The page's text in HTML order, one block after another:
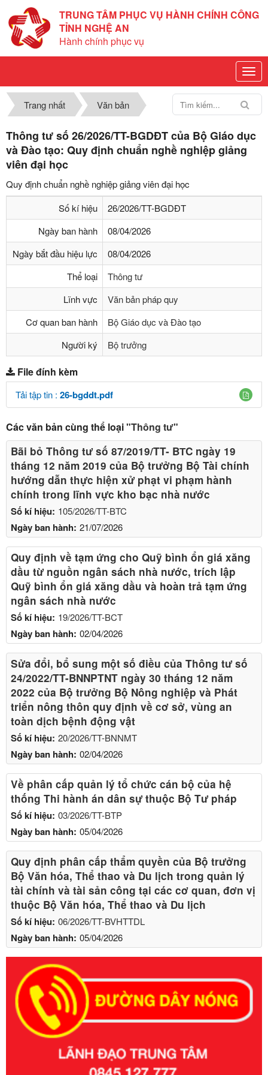
TRUNG TÂM PHỤC VỤ HÀNH CHÍNH CÔNG
TỈNH NGHỆ AN
Hành chính phục vụ
Trang nhất Văn bản
Thông tư số 26/2026/TT-BGDĐT của Bộ Giáo dục
và Đào tạo: Quy định chuẩn nghề nghiệp giảng
viên đại học
Quy định chuẩn nghề nghiệp giảng viên đại học
Số kí hiệu
26/2026/TT-BGDĐT
Ngày ban hành
08/04/2026
Ngày bắt đầu hiệu lực
08/04/2026
Thể loại
Thông tư
Lĩnh vực
Văn bản pháp quy
Cơ quan ban hành
Bộ Giáo dục và Đào tạo
Người ký
Bộ trưởng
File đính kèm
Tải tập tin : 26-bgddt.pdf
Các văn bản cùng thể loại"Thông tư"
Số kí hiệu: 105/2026/TT-BTC
Ngày ban hành: 21/07/2026
Bãi bỏ Thông tư số 87/2019/TT- BТC ngày 19
tháng 12 năm 2019 của Bộ trưởng Bộ Tài chính
hướng dẫn thực hiện xử phạt vi phạm hành
chính trong lĩnh vực kho bạc nhà nước
Số kí hiệu: 19/2026/TT-BCT
Ngày ban hành: 02/04/2026
Quy định về tạm ứng cho Quỹ bình ổn giá xăng
dầu từ nguồn ngân sách nhà nước, trích lập
Quỹ bình ổn giá xăng dầu và hoàn trả tạm ứng
ngân sách nhà nước
Số kí hiệu: 20/2026/TT-BNNMT
Ngày ban hành: 02/04/2026
Sửa đổi, bổ sung một số điều của Thông tư số
24/2022/TT-BNNPTNT ngày 30 tháng 12 năm
2022 của Bộ trưởng Bộ Nông nghiệp và Phát
triển nông thôn quy định về cơ sở, vùng an
toàn dịch bệnh động vật
Số kí hiệu: 03/2026/TT-BTP
Ngày ban hành: 05/04/2026
Về phân cấp quản lý tổ chức cán bộ của hệ
thống Thi hành án dân sự thuộc Bộ Tư pháp
Số kí hiệu: 06/2026/TT-BVHTTDL
Ngày ban hành: 05/04/2026
Quy định phân cấp thẩm quyền của Bộ trưởng
Bộ Văn hóa, Thể thao và Du lịch trong quản lý
tài chính và tài sản công tại các cơ quan, đơn vị
thuộc Bộ Văn hóa, Thể thao và Du lịch